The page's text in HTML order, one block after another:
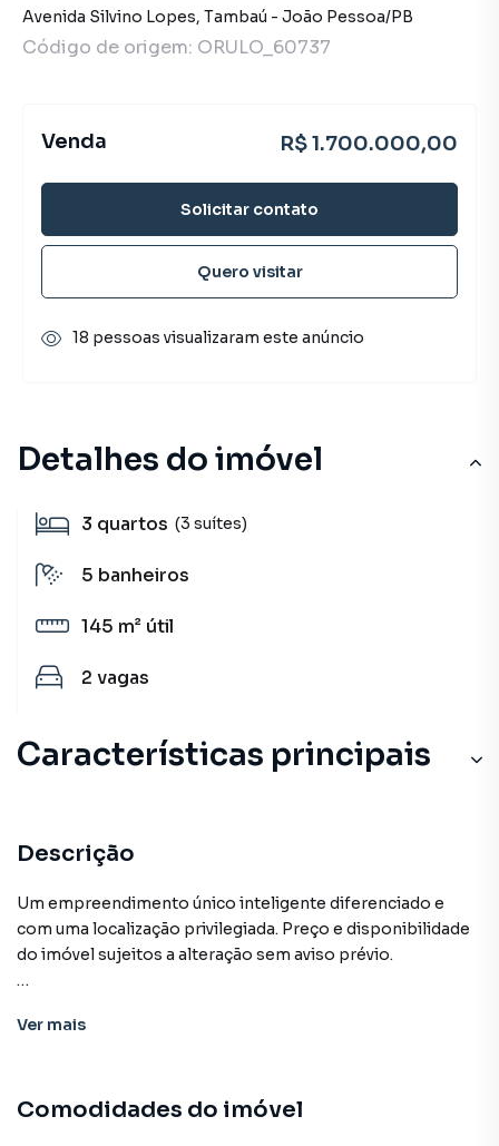
Detalhes do imóvel
3 quartos (3 suítes)
5 banheiros
145 m² útil
2 vagas
Características principais
Descrição
Um empreendimento único inteligente diferenciado e
com uma localização privilegiada. Preço e disponibilidade
do imóvel sujeitos a alteração sem aviso prévio.
• Academia
• Piscina adulto
Ver mais
Comodidades do imóvel
Avenida Silvino Lopes, Tambaú - João Pessoa/PB
Código de origem: ORULO_60737
Venda R$ 1.700.000,00
Solicitar contato
Quero visitar
18 pessoas visualizaram este anúncio